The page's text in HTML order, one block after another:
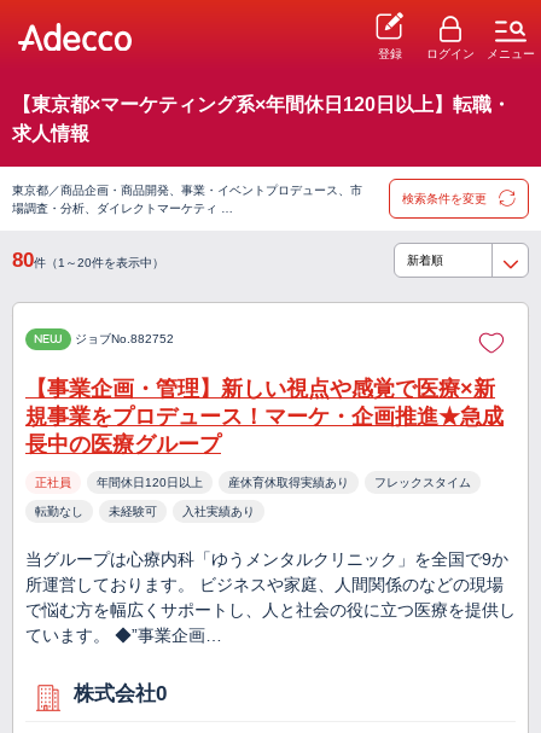
登録 ログイン メニュー
【東京都×マーケティング系×年間休日120日以上】転職・
求人情報
東京都／商品企画・商品開発、事業・イベントプロデュース、市
場調査・分析、ダイレクトマーケティ …
検索条件を変更
80件（1～20件を表示中）
NEW ジョブNo.882752
【事業企画・管理】新しい視点や感覚で医療×新
規事業をプロデュース！マーケ・企画推進★急成
長中の医療グループ
正社員 年間休日120日以上 産休育休取得実績あり フレックスタイム
転勤なし 未経験可 入社実績あり
当グループは心療内科「ゆうメンタルクリニック」を全国で9か
所運営しております。 ビジネスや家庭、人間関係のなどの現場
で悩む方を幅広くサポートし、人と社会の役に立つ医療を提供し
ています。 ◆”事業企画…
株式会社0